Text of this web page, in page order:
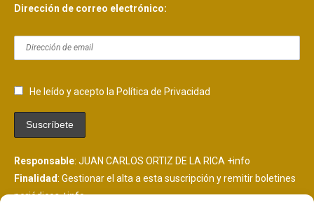
Dirección de correo electrónico:
He leído y acepto la Política de Privacidad
Responsable: JUAN CARLOS ORTIZ DE LA RICA +info
Finalidad: Gestionar el alta a esta suscripción y remitir boletines
periódicos+info